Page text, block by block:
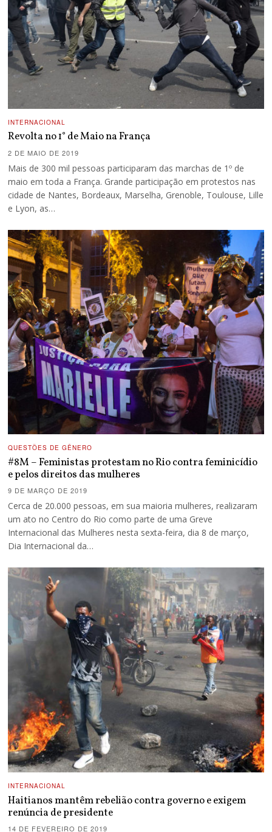
INTERNACIONAL
Revolta no 1° de Maio na França
2 DE MAIO DE 2019
Mais de 300 mil pessoas participaram das marchas de 1º de
maio em toda a França. Grande participação em protestos nas
cidade de Nantes, Bordeaux, Marselha, Grenoble, Toulouse, Lille
e Lyon, as…
QUESTÕES DE GÊNERO
#8M – Feministas protestam no Rio contra feminicídio
e pelos direitos das mulheres
9 DE MARÇO DE 2019
Cerca de 20.000 pessoas, em sua maioria mulheres, realizaram
um ato no Centro do Rio como parte de uma Greve
Internacional das Mulheres nesta sexta-feira, dia 8 de março,
Dia Internacional da…
INTERNACIONAL
Haitianos mantêm rebelião contra governo e exigem
renúncia de presidente
14 DE FEVEREIRO DE 2019